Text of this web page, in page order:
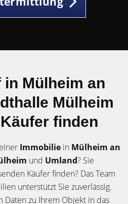
Mülheim an
Mülheim
finden
einer Immobilie in Mülheim an
und Umland? Sie
Käufer finden? Das Team
unterstützt Sie zuverlässig.
Daten zu Ihrem Objekt in das